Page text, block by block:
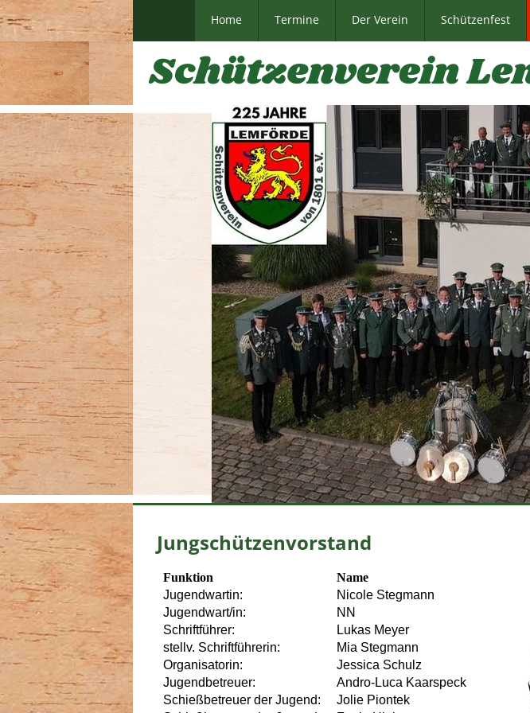
Home Termine Der Verein Schützenfest
Jungschützenvorstand
Funktion
Name
Jugendwartin:
Nicole Stegmann
Jugendwart/in:
NN
Schriftführer:
Lukas Meyer
stellv. Schriftführerin:
Mia Stegmann
Organisatorin:
Jessica Schulz
Jugendbetreuer:
Andro-Luca Kaarspeck
Schießbetreuer der Jugend:
Jolie Piontek